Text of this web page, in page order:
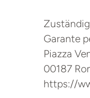
Garante
Piazza
00187
https://